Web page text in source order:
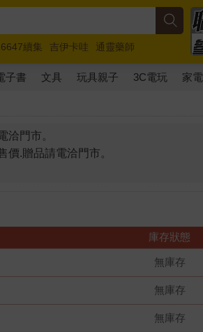
續集 吉伊卡哇
通靈藥師
總動員5 超慢跑
子書 文具 玩具親子 3C電玩 家電
門市。
.贈品請電洽門市。
庫存狀態
無庫存
無庫存
無庫存